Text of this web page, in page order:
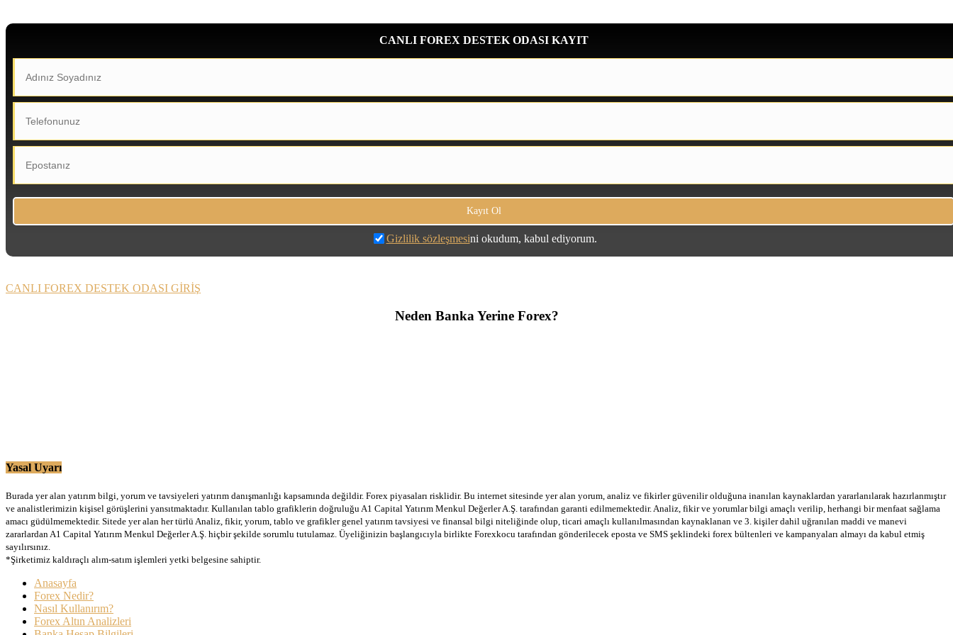
CANLI FOREX DESTEK ODASI KAYIT
Gizlilik sözleşmesini okudum, kabul ediyorum.
CANLI FOREX DESTEK ODASI GİRİŞ
Neden Banka Yerine Forex?
Yasal Uyarı
Burada yer alan yatırım bilgi, yorum ve tavsiyeleri yatırım danışmanlığı kapsamında değildir. Forex piyasaları risklidir. Bu internet sitesinde yer alan yorum, analiz ve fikirler güvenilir olduğuna inanılan kaynaklardan yararlanılarak hazırlanmıştır
ve analistlerimizin kişisel görüşlerini yansıtmaktadır. Kullanılan tablo grafiklerin doğruluğu A1 Capital Yatırım Menkul Değerler A.Ş. tarafından garanti edilmemektedir. Analiz, fikir ve yorumlar bilgi amaçlı verilip, herhangi bir menfaat sağlama
amacı güdülmemektedir. Sitede yer alan her türlü Analiz, fikir, yorum, tablo ve grafikler genel yatırım tavsiyesi ve finansal bilgi niteliğinde olup, ticari amaçlı kullanılmasından kaynaklanan ve 3. kişiler dahil uğranılan maddi ve manevi
zararlardan A1 Capital Yatırım Menkul Değerler A.Ş. hiçbir şekilde sorumlu tutulamaz. Üyeliğinizin başlangıcıyla birlikte Forexkocu tarafından gönderilecek eposta ve SMS şeklindeki forex bültenleri ve kampanyaları almayı da kabul etmiş
sayılırsınız.
*Şirketimiz kaldıraçlı alım-satım işlemleri yetki belgesine sahiptir.
Anasayfa
Forex Nedir?
Nasıl Kullanırım?
Forex Altın Analizleri